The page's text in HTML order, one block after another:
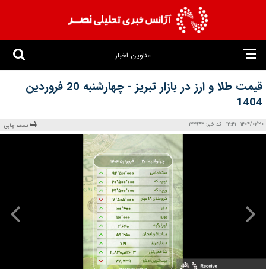
عناوین اخبار
قیمت طلا و ارز در بازار تبریز - چهارشنبه 20 فروردین
1404
1404/01/20 - 12:41 - کد خبر: 133943 نسخه چاپی